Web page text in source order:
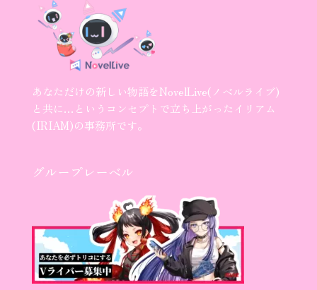
あなただけの新しい物語をNovelLive(ノベルライブ)
と共に…というコンセプトで立ち上がったイリアム
(IRIAM)の事務所です。
グループレーベル